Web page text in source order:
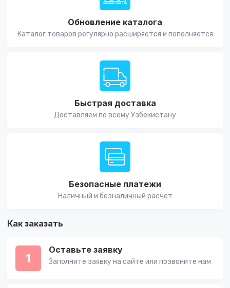
Обновление каталога
Каталог товаров регулярно расширяется и пополняется
Быстрая доставка
Доставляем по всему Узбекистану
Безопасные платежи
Наличный и безналичный расчет
Как заказать
1
Оставьте заявку
Заполните заявку на сайте или позвоните нам